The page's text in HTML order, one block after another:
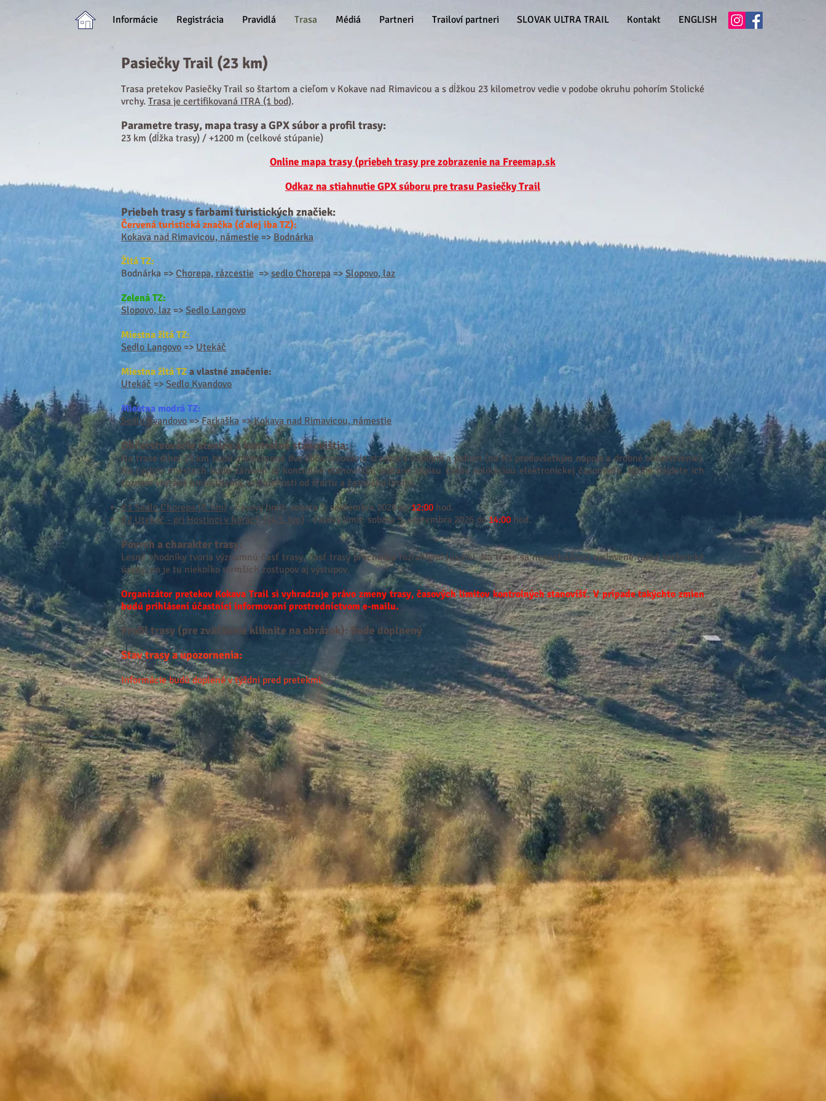
Informácie Registrácia Pravidlá Trasa Médiá Partneri Trailoví partneri SLOVAK ULTRA TRAIL Kontakt ENGLISH
Pasiečky Trail (23 km)
Trasa pretekov Pasiečky Trail so štartom a cieľom v Kokave nad Rimavicou a s dĺžkou 23 kilometrov vedie v podobe okruhu pohorím Stolické
vrchy. Trasa je certifikovaná ITRA (1 bod).
Parametre trasy, mapa trasy a GPX súbor a profil trasy:
23 km (dĺžka trasy) / +1200 m (celkové stúpanie)
Online mapa trasy (priebeh trasy pre zobrazenie na Freemap.sk
Odkaz na stiahnutie GPX súboru pre trasu Pasiečky Trail
Priebeh trasy s farbami turistických značiek:
Červená turistická značka (ďalej iba TZ):
Kokava nad Rimavicou, námestie => Bodnárka
Žltá TZ:
Bodnárka => Chorepa, rázcestie =>sedlo Chorepa => Slopovo, laz
Zelená TZ:
Slopovo, laz=> Sedlo Langovo
Miestna žltá TZ:
Sedlo Langovo =>Utekáč
Miestna žltá TZ a vlastné značenie:
Utekáč => Sedlo Kvandovo
Miestna modrá TZ:
Sedlo Kvandovo=>Farkaška=>Kokava nad Rimavicou, námestie
Občerstvovacie stanice akontrolné stanovištia:
Na trase dlhej 23 km budú umiestnené dve občerstvovacie stanice s nápojmi a jedlom (na K1 predovšetkým nápoje a drobné občerstvenie).
Na týchto miestach budú zároveň aj kontrolné stanovištia, vrátane zápisu časov aplikáciou elektronickej časomiery. Nižšie nájdete ich
zoznam vrátane umiestnenia, vzdialenosti od štartu a časového limitu.
K1 Sedlo Chorepa (8. km)- časový limit: sobota 5. septembra 2026 do12:00 hod.
K2 Utekáč - pri Hostinci v horách (14,5. km) - časový limit: sobota 5. septembra 2026 do14:00 hod.
Povrch a charakter trasy:
Lesné chodníky tvoria významnú časť trasy, časť trasy prechádza rozľahlými lúkami. Na trase sa nenachádzajú vyslovene ťažké technické
úseky, no je tu niekoľko strmších zostupov aj výstupov.
Organizátor pretekov Kokava Trail si vyhradzuje právo zmeny trasy, časových limitov kontrolných stanovíšť. V prípade takýchto zmien
budú prihlásení účastníci informovaní prostredníctvom e-mailu.
Profil trasy (pre zväčšenie kliknite na obrázok): Bude doplnený
Stav trasy a upozornenia:
Informácie budú doplené v týždni pred pretekmi.